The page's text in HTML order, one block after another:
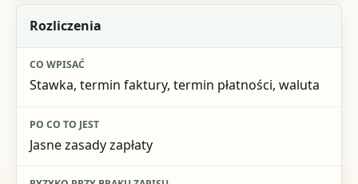
Rozliczenia
Stawka, termin faktury, termin płatności, waluta
Jasne zasady zapłaty